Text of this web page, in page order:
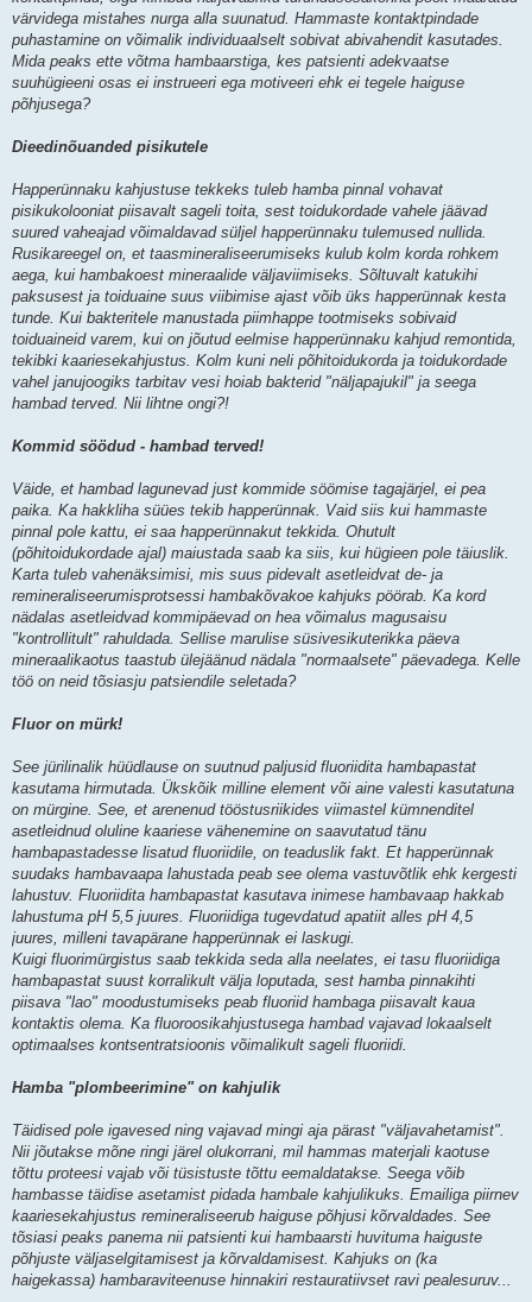
värvidega mistahes nurga alla suunatud. Hammaste kontaktpindade
puhastamine on võimalik individuaalselt sobivat abivahendit kasutades.
Mida peaks ette võtma hambaarstiga, kes patsienti adekvaatse
suuhügieeni osas ei instrueeri ega motiveeri ehk ei tegele haiguse
põhjusega?
Dieedinõuanded pisikutele
Happerünnaku kahjustuse tekkeks tuleb hamba pinnal vohavat
pisikukolooniat piisavalt sageli toita, sest toidukordade vahele jäävad
suured vaheajad võimaldavad süljel happerünnaku tulemused nullida.
Rusikareegel on, et taasmineraliseerumiseks kulub kolm korda rohkem
aega, kui hambakoest mineraalide väljaviimiseks. Sõltuvalt katukihi
paksusest ja toiduaine suus viibimise ajast võib üks happerünnak kesta
tunde. Kui bakteritele manustada piimhappe tootmiseks sobivaid
toiduaineid varem, kui on jõutud eelmise happerünnaku kahjud remontida,
tekibki kaariesekahjustus. Kolm kuni neli põhitoidukorda ja toidukordade
vahel janujoogiks tarbitav vesi hoiab bakterid "näljapajukil" ja seega
hambad terved. Nii lihtne ongi?!
Kommid söödud - hambad terved!
Väide, et hambad lagunevad just kommide söömise tagajärjel, ei pea
paika. Ka hakkliha süües tekib happerünnak. Vaid siis kui hammaste
pinnal pole kattu, ei saa happerünnakut tekkida. Ohutult
(põhitoidukordade ajal) maiustada saab ka siis, kui hügieen pole täiuslik.
Karta tuleb vahenäksimisi, mis suus pidevalt asetleidvat de- ja
remineraliseerumisprotsessi hambakõvakoe kahjuks pöörab. Ka kord
nädalas asetleidvad kommipäevad on hea võimalus magusaisu
"kontrollitult" rahuldada. Sellise marulise süsivesikuterikka päeva
mineraalikaotus taastub ülejäänud nädala "normaalsete" päevadega. Kelle
töö on neid tõsiasju patsiendile seletada?
Fluor on mürk!
See jürilinalik hüüdlause on suutnud paljusid fluoriidita hambapastat
kasutama hirmutada. Ükskõik milline element või aine valesti kasutatuna
on mürgine. See, et arenenud tööstusriikides viimastel kümnenditel
asetleidnud oluline kaariese vähenemine on saavutatud tänu
hambapastadesse lisatud fluoriidile, on teaduslik fakt. Et happerünnak
suudaks hambavaapa lahustada peab see olema vastuvõtlik ehk kergesti
lahustuv. Fluoriidita hambapastat kasutava inimese hambavaap hakkab
lahustuma pH 5,5 juures. Fluoriidiga tugevdatud apatiit alles pH 4,5
juures, milleni tavapärane happerünnak ei laskugi.
Kuigi fluorimürgistus saab tekkida seda alla neelates, ei tasu fluoriidiga
hambapastat suust korralikult välja loputada, sest hamba pinnakihti
piisava "lao" moodustumiseks peab fluoriid hambaga piisavalt kaua
kontaktis olema. Ka fluoroosikahjustusega hambad vajavad lokaalselt
optimaalses kontsentratsioonis võimalikult sageli fluoriidi.
Hamba "plombeerimine" on kahjulik
Täidised pole igavesed ning vajavad mingi aja pärast "väljavahetamist".
Nii jõutakse mõne ringi järel olukorrani, mil hammas materjali kaotuse
tõttu proteesi vajab või tüsistuste tõttu eemaldatakse. Seega võib
hambasse täidise asetamist pidada hambale kahjulikuks. Emailiga piirnev
kaariesekahjustus remineraliseerub haiguse põhjusi kõrvaldades. See
tõsiasi peaks panema nii patsienti kui hambaarsti huvituma haiguste
põhjuste väljaselgitamisest ja kõrvaldamisest. Kahjuks on (ka
haigekassa) hambaraviteenuse hinnakiri restauratiivset ravi pealesuruv...